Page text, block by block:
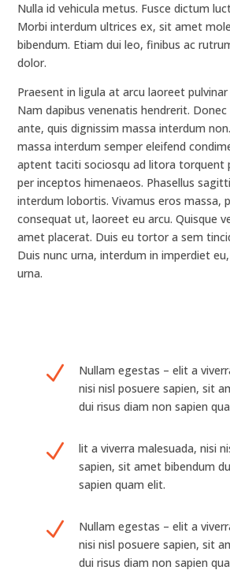
Nulla id vehicula metus. Fusce dictum
Morbi interdum ultrices ex, sit amet
bibendum. Etiam dui leo, finibus ac
dolor.
Praesent in ligula at arcu laoreet pulvinar
Nam dapibus venenatis hendrerit.
ante, quis dignissim massa interdum
massa interdum semper eleifend
aptent taciti sociosqu ad litora torquent
per inceptos himenaeos. Phasellus
interdum lobortis. Vivamus eros massa,
consequat ut, laoreet eu arcu. Quisque
amet placerat. Duis eu tortor a sem
Duis nunc urna, interdum in imperdiet
urna.
N
Nullam egestas – elit a
nisi nisl posuere sapien, sit
dui risus diam non sapien
N
lit a viverra malesuada, nisi
sapien, sit amet bibendum
sapien quam elit.
N
Nullam egestas – elit a
nisi nisl posuere sapien, sit
dui risus diam non sapien